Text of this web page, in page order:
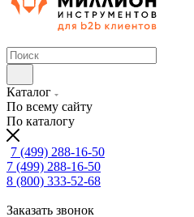
Каталог
По всему сайту
По каталогу
7 (499) 288-16-50
7 (499) 288-16-50
8 (800) 333-52-68
Заказать звонок